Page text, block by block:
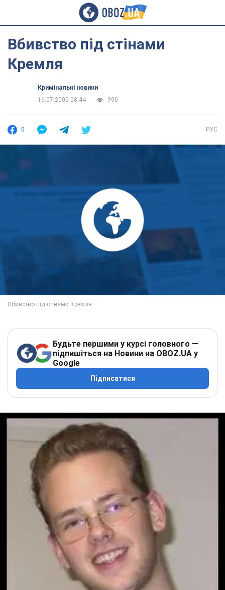
Вбивство під стінами
Кремля
Кримінальні новини
16.07.2005 08:44
990
0 РУС
Будьте першими у курсі головного —
підпишіться на Новини на OBOZ.UA у
Google
Підписатися